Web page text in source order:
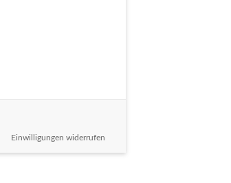
Einwilligungen widerrufen